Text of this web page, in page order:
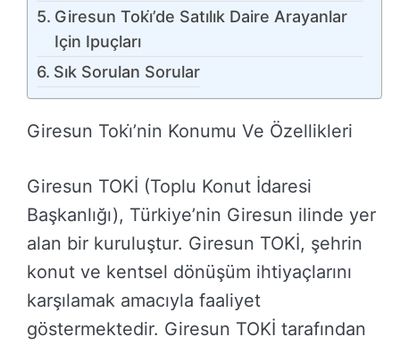
Giresun Toki̇’de Satılık Daire Arayanlar
Için Ipuçları
Sık Sorulan Sorular
Giresun Toki̇’nin Konumu Ve Özellikleri
Giresun TOKİ (Toplu Konut İdaresi
Başkanlığı), Türkiye’nin Giresun ilinde yer
alan bir kuruluştur. Giresun TOKİ, şehrin
konut ve kentsel dönüşüm ihtiyaçlarını
karşılamak amacıyla faaliyet
göstermektedir. Giresun TOKİ tarafından